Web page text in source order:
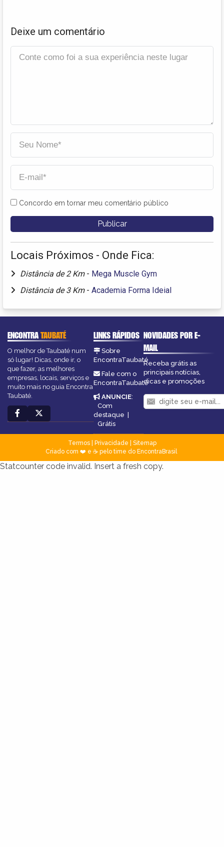
Deixe um comentário
Concordo em tornar meu comentário público
Locais Próximos - Onde Fica:
Distância de 2 Km - Mega Muscle Gym
Distância de 3 Km - Academia Forma Ideial
ENCONTRATAUBATÉ
O melhor de Taubaté num
só lugar! Dicas, onde ir, o
que fazer, as melhores
empresas, locais, serviços e
muito mais no guia Encontra
Taubaté.
LINKS RÁPIDOS
Sobre
EncontraTaubaté
Fale com o
EncontraTaubaté
ANUNCIE:
Com
destaque
Grátis
NOVIDADES POR E-
MAIL
Receba grátis as
principais notícias,
dicas e promoções
Termos| Privacidade
Sitemap
Criado com ❤️ e ☕ pelo time do EncontraBrasil
Statcounter code invalid. Insert a fresh copy.